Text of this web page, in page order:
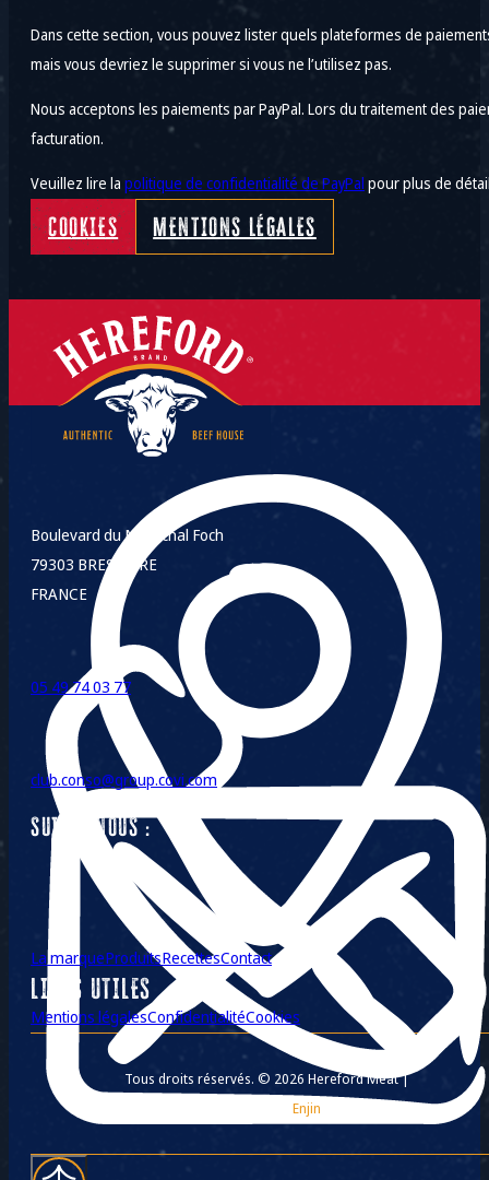
Dans cette section, vous pouvez lister quels plateformes de
mais vous devriez le supprimer si vous ne l’utilisez pas.
Nous acceptons les paiements par PayPal. Lors du traitement des
facturation.
Veuillez lire la politique de confidentialité de PayPal pour plus de
COOKIES MENTIONS LÉGALES
Boulevard du Maréchal Foch
79303 BRESSUIRE
FRANCE
05 49 74 03 77
club.conso@group.covi.com
SUIVEZ-NOUS :
La marqueProduitsRecettesContact
LIENS UTILES
Mentions légalesConfidentialitéCookies
Tous droits réservés. © 2026 Hereford Meat |
Enjin